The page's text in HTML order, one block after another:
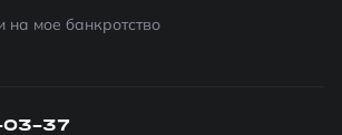
на мое банкротство
37